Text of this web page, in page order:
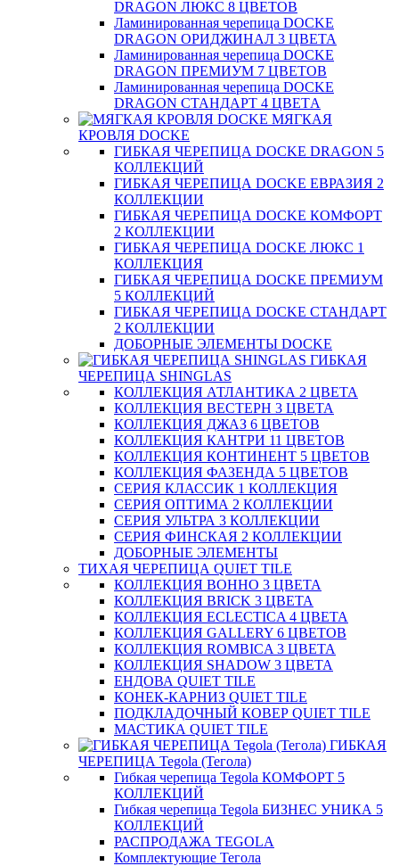
DRAGON ЛЮКС 8 ЦВЕТОВ
Ламинированная черепица DOCKE
DRAGON ОРИДЖИНАЛ 3 ЦВЕТА
Ламинированная черепица DOCKE
DRAGON ПРЕМИУМ 7 ЦВЕТОВ
Ламинированная черепица DOCKE
DRAGON СТАНДАРТ 4 ЦВЕТA
МЯГКАЯ
КРОВЛЯ DOCKE
ГИБКАЯ ЧЕРЕПИЦА DOCKE DRAGON 5
КОЛЛЕКЦИЙ
ГИБКАЯ ЧЕРЕПИЦА DOCKE ЕВРАЗИЯ 2
КОЛЛЕКЦИИ
ГИБКАЯ ЧЕРЕПИЦА DOCKE КОМФОРТ
2 КОЛЛЕКЦИИ
ГИБКАЯ ЧЕРЕПИЦА DOCKE ЛЮКС 1
КОЛЛЕКЦИЯ
ГИБКАЯ ЧЕРЕПИЦА DOCKE ПРЕМИУМ
5 КОЛЛЕКЦИЙ
ГИБКАЯ ЧЕРЕПИЦА DOCKE СТАНДАРТ
2 КОЛЛЕКЦИИ
ДОБОРНЫЕ ЭЛЕМЕНТЫ DOCKE
ГИБКАЯ
ЧЕРЕПИЦА SHINGLAS
КОЛЛЕКЦИЯ АТЛАНТИКА 2 ЦВЕТА
КОЛЛЕКЦИЯ ВЕСТЕРН 3 ЦВЕТА
КОЛЛЕКЦИЯ ДЖАЗ 6 ЦВЕТОВ
КОЛЛЕКЦИЯ КАНТРИ 11 ЦВЕТОВ
КОЛЛЕКЦИЯ КОНТИНЕНТ 5 ЦВЕТОВ
КОЛЛЕКЦИЯ ФАЗЕНДА 5 ЦВЕТОВ
СЕРИЯ КЛАССИК 1 КОЛЛЕКЦИЯ
СЕРИЯ ОПТИМА 2 КОЛЛЕКЦИИ
СЕРИЯ УЛЬТРА 3 КОЛЛЕКЦИИ
СЕРИЯ ФИНСКАЯ 2 КОЛЛЕКЦИИ
ДОБОРНЫЕ ЭЛЕМЕНТЫ
ТИХАЯ ЧЕРЕПИЦА QUIET TILE
КОЛЛЕКЦИЯ BOHHO 3 ЦВЕТА
КОЛЛЕКЦИЯ BRICK 3 ЦВЕТА
КОЛЛЕКЦИЯ ECLECTICA 4 ЦВЕТА
КОЛЛЕКЦИЯ GALLERY 6 ЦВЕТОВ
КОЛЛЕКЦИЯ ROMBICA 3 ЦВЕТА
КОЛЛЕКЦИЯ SHADOW 3 ЦВЕТА
ЕНДОВА QUIET TILE
КОНЕК-КАРНИЗ QUIET TILE
ПОДКЛАДОЧНЫЙ КОВЕР QUIET TILE
МАСТИКА QUIET TILE
ГИБКАЯ
ЧЕРЕПИЦА Tegola (Тегола)
Гибкая черепица Tegola КОМФОРТ 5
КОЛЛЕКЦИЙ
Гибкая черепица Tegola БИЗНЕС УНИКА 5
КОЛЛЕКЦИЙ
РАСПРОДАЖА TEGOLA
Комплектующие Тегола